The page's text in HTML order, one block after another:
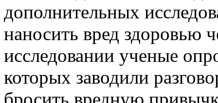
дополнительных
наносить вред здоровью
исследовании ученые
которых заводили
бросить вредную